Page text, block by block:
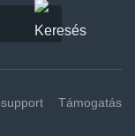
Támogatás